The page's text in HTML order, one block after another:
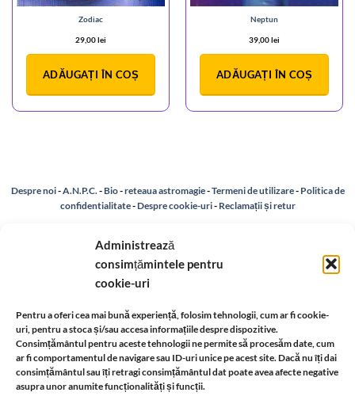
Administrează
consimțămintele pentru
cookie-uri
Pentru a oferi cea mai bună experiență, folosim tehnologii, cum ar fi cookie-
uri, pentru a stoca și/sau accesa informațiile despre dispozitive.
Consimțământul pentru aceste tehnologii ne permite să procesăm date, cum
ar fi comportamentul de navigare sau ID-uri unice pe acest site. Dacă nu îți dai
consimțământul sau îți retragi consimțământul dat poate avea afecte negative
asupra unor anumite funcționalități și funcții.
Zodiac
29,00lei
ADĂUGAȚI ÎN COȘ
Neptun
39,00lei
ADĂUGAȚI ÎN COȘ
Despre noi-A.N.P.C.-Bio-reteaua astromagie-Termeni de utilizare- Politica de
confidentialitate-Despre cookie-uri- Reclamații și retur
Politica de rezolvare a reclamatiilor -
Identificare firma
Informatii legale: